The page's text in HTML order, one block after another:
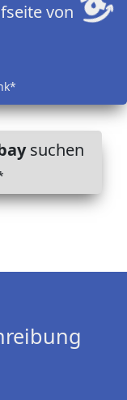
von
suchen